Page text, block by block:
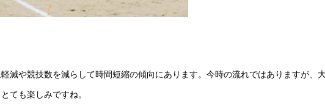
減や競技数を減らして時間短縮の傾向にあります。今時の流れではありますが、
とても楽しみですね。